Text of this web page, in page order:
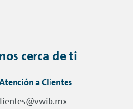
cerca de ti
a Clientes